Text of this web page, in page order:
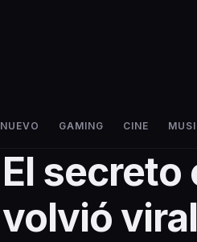
NUEVO GAMING CINE
El secreto
volvió